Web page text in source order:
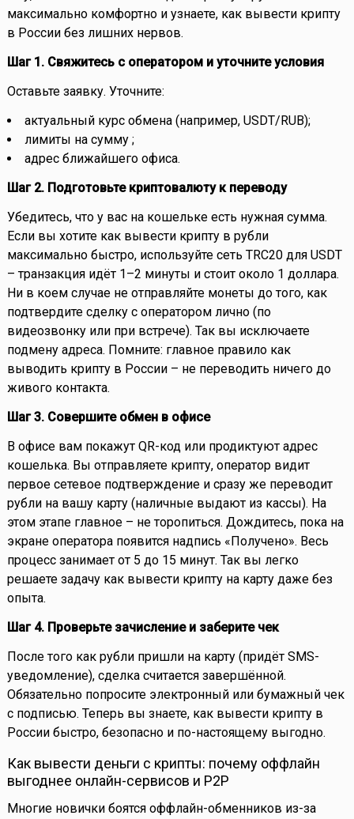
максимально комфортно и узнаете, как вывести крипту
в России без лишних нервов.
Шаг 1. Свяжитесь с оператором и уточните условия
Оставьте заявку. Уточните:
актуальный курс обмена (например, USDT/RUB);
лимиты на сумму ;
адрес ближайшего офиса.
Шаг 2. Подготовьте криптовалюту к переводу
Убедитесь, что у вас на кошельке есть нужная сумма.
Если вы хотите как вывести крипту в рубли
максимально быстро, используйте сеть TRC20 для USDT
– транзакция идёт 1–2 минуты и стоит около 1 доллара.
Ни в коем случае не отправляйте монеты до того, как
подтвердите сделку с оператором лично (по
видеозвонку или при встрече). Так вы исключаете
подмену адреса. Помните: главное правило как
выводить крипту в России – не переводить ничего до
живого контакта.
Шаг 3. Совершите обмен в офисе
В офисе вам покажут QR-код или продиктуют адрес
кошелька. Вы отправляете крипту, оператор видит
первое сетевое подтверждение и сразу же переводит
рубли на вашу карту (наличные выдают из кассы). На
этом этапе главное – не торопиться. Дождитесь, пока на
экране оператора появится надпись «Получено». Весь
процесс занимает от 5 до 15 минут. Так вы легко
решаете задачу как вывести крипту на карту даже без
опыта.
Шаг 4. Проверьте зачисление и заберите чек
После того как рубли пришли на карту (придёт SMS-
уведомление), сделка считается завершённой.
Обязательно попросите электронный или бумажный чек
с подписью. Теперь вы знаете, как вывести крипту в
России быстро, безопасно и по-настоящему выгодно.
Как вывести деньги с крипты: почему оффлайн
выгоднее онлайн-сервисов и P2P
Многие новички боятся оффлайн-обменников из-за